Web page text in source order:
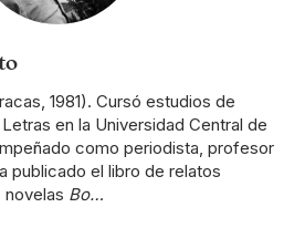
1981). Cursó estudios de
en la Universidad Central de
como periodista, profesor
publicado el libro de relatos
Bo…